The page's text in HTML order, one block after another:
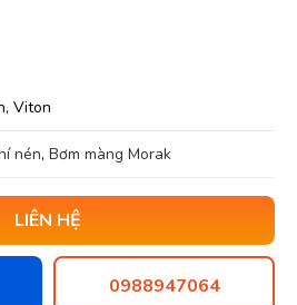
Viton
nén, Bơm màng Morak
LIÊN HỆ
0988947064